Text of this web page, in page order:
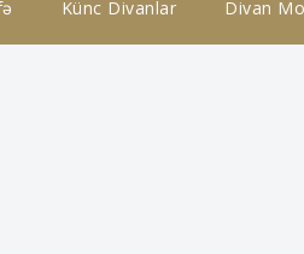
Künc Divanlar Divan